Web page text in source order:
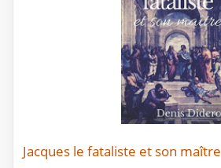
Jacques le fataliste et son maître